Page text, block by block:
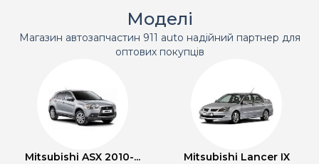
Моделі
Магазин автозапчастин 911 auto надійний партнер для
оптових покупців
Mitsubishi ASX 2010-...
Mitsubishi Lancer IX